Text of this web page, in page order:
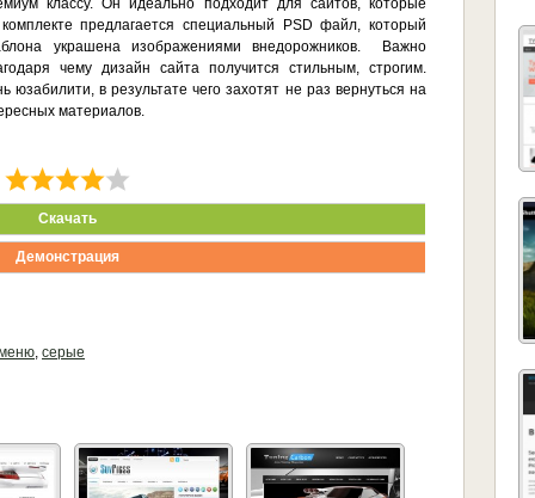
классу. Он идеально подходит для сайтов, которые
предлагается специальный PSD файл, который
украшена изображениями внедорожников. Важно
чему дизайн сайта получится стильным, строгим.
юзабилити, в результате чего захотят не раз вернуться на
материалов.
Скачать
Демонстрация
, серые